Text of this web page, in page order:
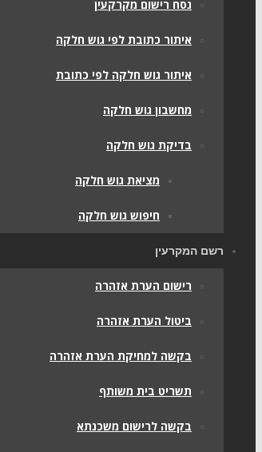
נסח רישום מקרקעין
איתור כתובת לפי גוש חלקה
איתור גוש חלקה לפי כתובת
מחשבון גוש חלקה
בדיקת גוש חלקה
מציאת גוש חלקה
חיפוש גוש חלקה
רשם המקרעין
רישום הערת אזהרה
ביטול הערת אזהרה
בקשה למחיקת הערת אזהרה
תשריט בית משותף
בקשה לרישום משכנתא